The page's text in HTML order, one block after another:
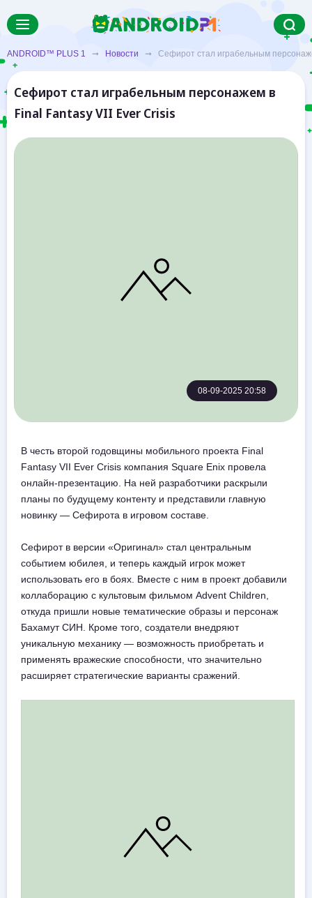
ANDROID™ PLUS 1 ➞ Новости ➞ Сефирот стал играбельным
Сефирот стал играбельным персонажем в
Final Fantasy VII Ever Crisis
08-09-2025 20:58
В честь второй годовщины мобильного проекта Final
Fantasy VII Ever Crisis компания Square Enix провела
онлайн-презентацию. На ней разработчики раскрыли
планы по будущему контенту и представили главную
новинку — Сефирота в игровом составе.
Сефирот в версии «Оригинал» стал центральным
событием юбилея, и теперь каждый игрок может
использовать его в боях. Вместе с ним в проект добавили
коллаборацию с культовым фильмом Advent Children,
откуда пришли новые тематические образы и персонаж
Бахамут СИН. Кроме того, создатели внедряют
уникальную механику — возможность приобретать и
применять вражеские способности, что значительно
расширяет стратегические варианты сражений.